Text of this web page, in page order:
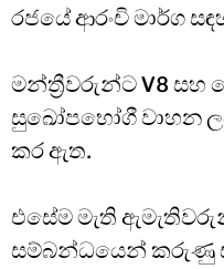
රජයේ ආරංචි මාර්ග
මන්ත්‍රීවරුන්ට V8 සහ
සුඛෝපභෝගී වාහන
කර ඇත.
එසේම මැති
සම්බන්ධයෙන් කරුණු